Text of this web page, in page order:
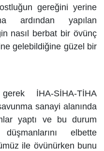
gereğini yerine
ardından yapılan
nasıl berbat bir övünç
gelebildiğine güzel bir
İHA-SİHA-TİHA
sanayi alanında
yaptı ve bu durum
elbette
ile övünürken bunu